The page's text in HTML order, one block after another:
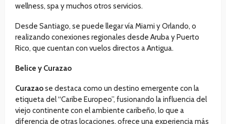
wellness, spa y muchos otros servicios.
Desde Santiago, se puede llegar vía Miami y Orlando, o
realizando conexiones regionales desde Aruba y Puerto
Rico, que cuentan con vuelos directos a Antigua.
Belice y Curazao
Curazaose destaca como un destino emergente con la
etiqueta del “Caribe Europeo”, fusionando la influencia del
viejo continente con el ambiente caribeño, lo que a
diferencia de otras locaciones, ofrece una experiencia más